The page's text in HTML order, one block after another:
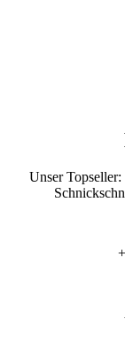
Unser